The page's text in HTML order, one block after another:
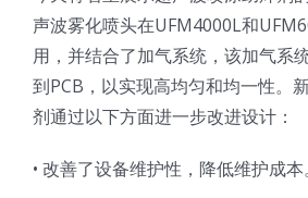
氢能技术科普
新闻
声波雾化喷头在UFM4000L和
用，并结合了加气系统，该加气系
到PCB，以实现高均匀和均一性。
剂通过以下方面进一步改进设计：
• 改善了设备维护性，降低维护成本。